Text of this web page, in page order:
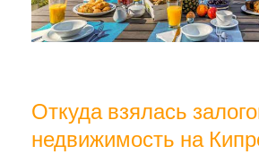
Откуда взялась
недвижимость на